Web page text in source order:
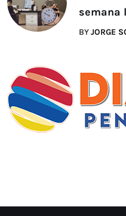
semana
BYJORGE